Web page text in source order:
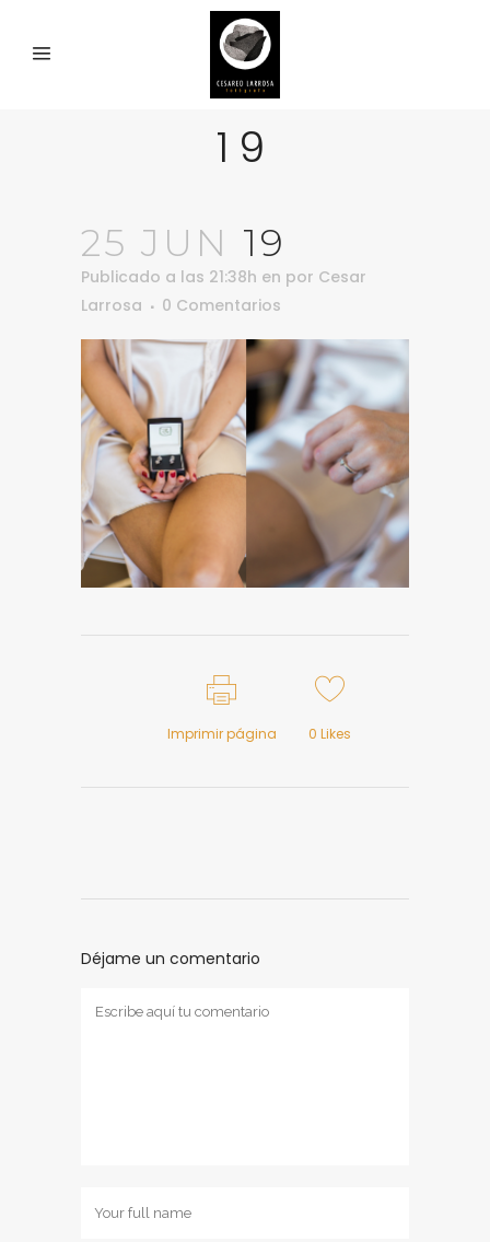
19
25 JUN 19
Publicado a las 21:38h en por Cesar
Larrosa
0 Comentarios
Imprimir página 0 Likes
Déjame un comentario